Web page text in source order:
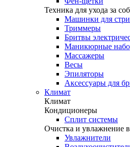
Техника для ухода за
Машинки для
Триммеры
Бритвы
Маникюрные
Массажеры
Весы
Эпиляторы
Аксессуары для
Климат
Климат
Кондиционеры
Сплит системы
Очистка и увлажнение
Увлажнители